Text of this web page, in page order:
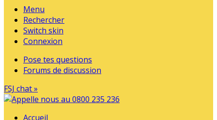
Menu
Rechercher
Switch skin
Connexion
Pose tes questions
Forums de discussion
FSJ chat »
Accueil